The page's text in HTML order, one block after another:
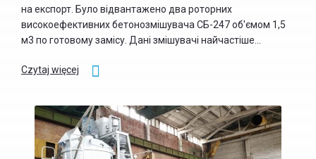
на експорт. Було відвантажено два роторних
високоефективних бетонозмішувача СБ-247 об'ємом 1,5
м3 по готовому замісу. Дані змішувачі найчастіше...
Czytaj więcej